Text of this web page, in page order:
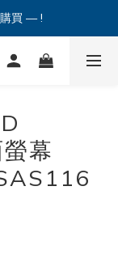
買 — !
！🎫
購買 — !
幕